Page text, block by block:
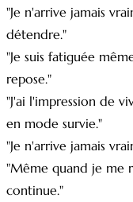
"Je n'arrive jamais
détendre."
"Je suis fatiguée
repose."
"J'ai l'impression de
en mode survie."
"Je n'arrive jamais
"Même quand je me
continue."